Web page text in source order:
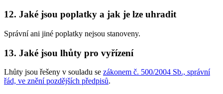
12. Jaké jsou poplatky a jak je lze uhradit
Správní ani jiné poplatky nejsou stanoveny.
13. Jaké jsou lhůty pro vyřízení
Lhůty jsou řešeny v souladu se zákonem č. 500/2004 Sb., správní
řád, ve znění pozdějších předpisů.